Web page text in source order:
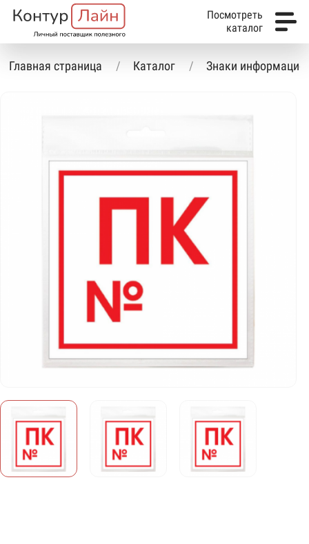
Посмотреть
каталог
Главная страница Каталог Знаки